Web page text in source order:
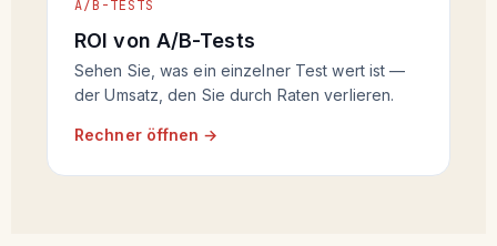
A/B-TESTS
ROI von A/B-Tests
Sehen Sie, was ein einzelner Test wert ist —
der Umsatz, den Sie durch Raten verlieren.
Rechner öffnen →